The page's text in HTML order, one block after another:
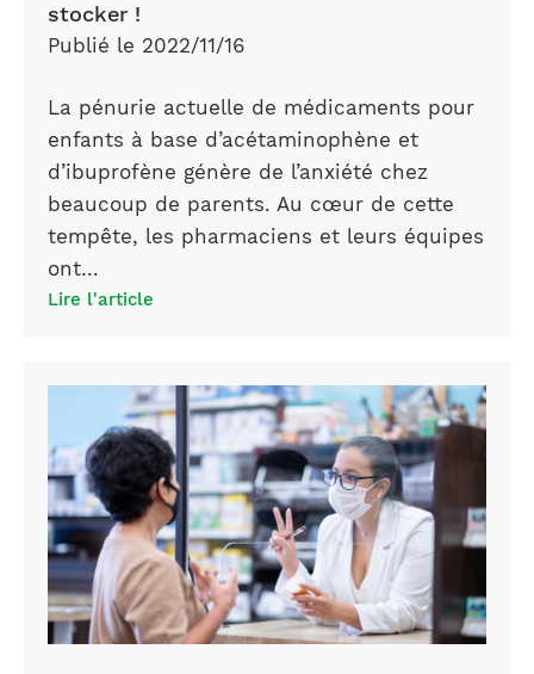
stocker !
Publié le 2022/11/16
La pénurie actuelle de médicaments pour
enfants à base d’acétaminophène et
d’ibuprofène génère de l’anxiété chez
beaucoup de parents. Au cœur de cette
tempête, les pharmaciens et leurs équipes
ont…
Lire l'article